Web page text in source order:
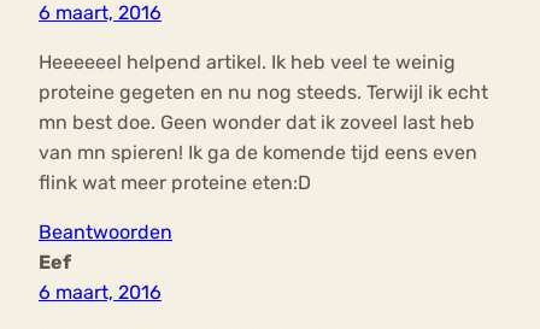
6 maart, 2016
Heeeeeel helpend artikel. Ik heb veel te weinig
proteine gegeten en nu nog steeds. Terwijl ik echt
mn best doe. Geen wonder dat ik zoveel last heb
van mn spieren! Ik ga de komende tijd eens even
flink wat meer proteine eten:D
Beantwoorden
Eef
6 maart, 2016